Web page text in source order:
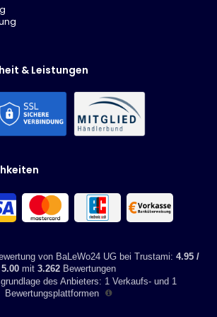
seine klassische Optik.
erstellt. Bitte prüfen Sie wichtige Angaben
& Leistungen
von BaLeWo24 UG bei Trustami: 4.95 /
5.00 mit 3.262 Bewertungen
des Anbieters: 1 Verkaufs- und 1
Bewertungsplattformen